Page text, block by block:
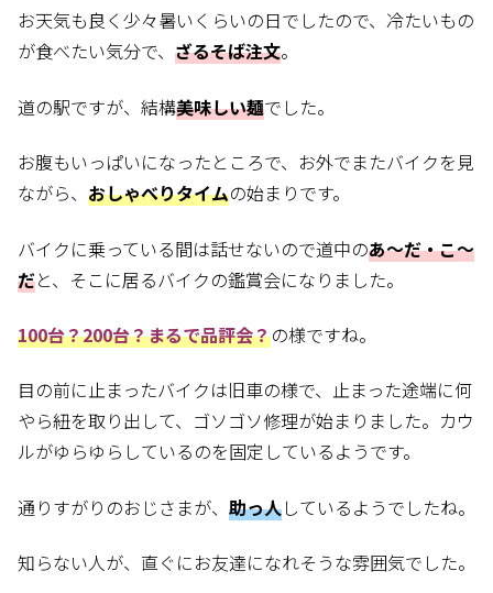
お天気も良く少々暑いくらいの日でしたので、冷たいもの
が食べたい気分で、 ざるそば注文。
道の駅ですが、結構美味しい麺でした。
お腹もいっぱいになったところで、お外でまたバイクを見
ながら、 おしゃべりタイムの始まりです。
バイクに乗っている間は話せないので道中のあ～だ・こ～
だと、そこに居るバイクの鑑賞会になりました。
100台？200台？まるで品評会？の様ですね。
目の前に止まったバイクは旧車の様で、止まった途端に何
やら紐を取り出して、ゴソゴソ修理が始まりました。カウ
ルがゆらゆらしているのを固定しているようです。
通りすがりのおじさまが、 助っ人しているようでしたね。
知らない人が、直ぐにお友達になれそうな雰囲気でした。